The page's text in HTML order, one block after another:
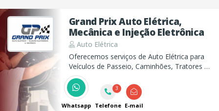
Grand Prix Auto Elétrica,
Mecânica e Injeção Eletrônica
Auto Elétrica
Oferecemos serviços de Auto Elétrica para
Veículos de Passeio, Caminhões, Tratores e
Máquina de Terraplanagem incluindo Motor
de Arranque, Bateria, Alternador, Injeção
Eletrônica, etc. Além de Serviços de
Mecânica para Veículos de Passeio.
Whatsapp
3
Telefone E-mail